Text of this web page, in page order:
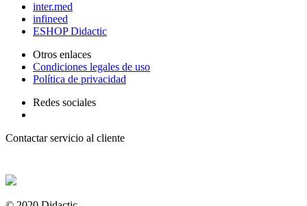
inter.med
infineed
ESHOP Didactic
Otros enlaces
Condiciones legales de uso
Política de privacidad
Redes sociales
Contactar servicio al cliente